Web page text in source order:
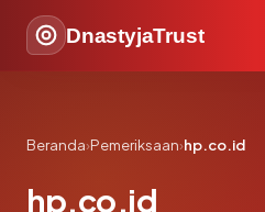
DnastyjaTrust
Beranda›Pemeriksaan›hp.co.id
hp.co.id